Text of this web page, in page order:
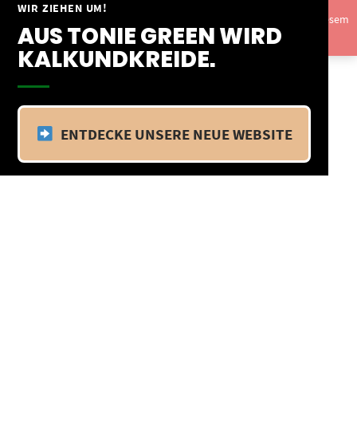
WIR ZIEHEN UM!
AUS TONIE GREEN WIRD
KALKUNDKREIDE.
ENTDECKE UNSERE NEUE WEBSITE
Springe
Inhalt
Vom 09.04.25 - 20.04.25 befinden wir uns im Betriebsurlaub. In diesem
Zeitraum findet kein Versand statt.Ausblenden